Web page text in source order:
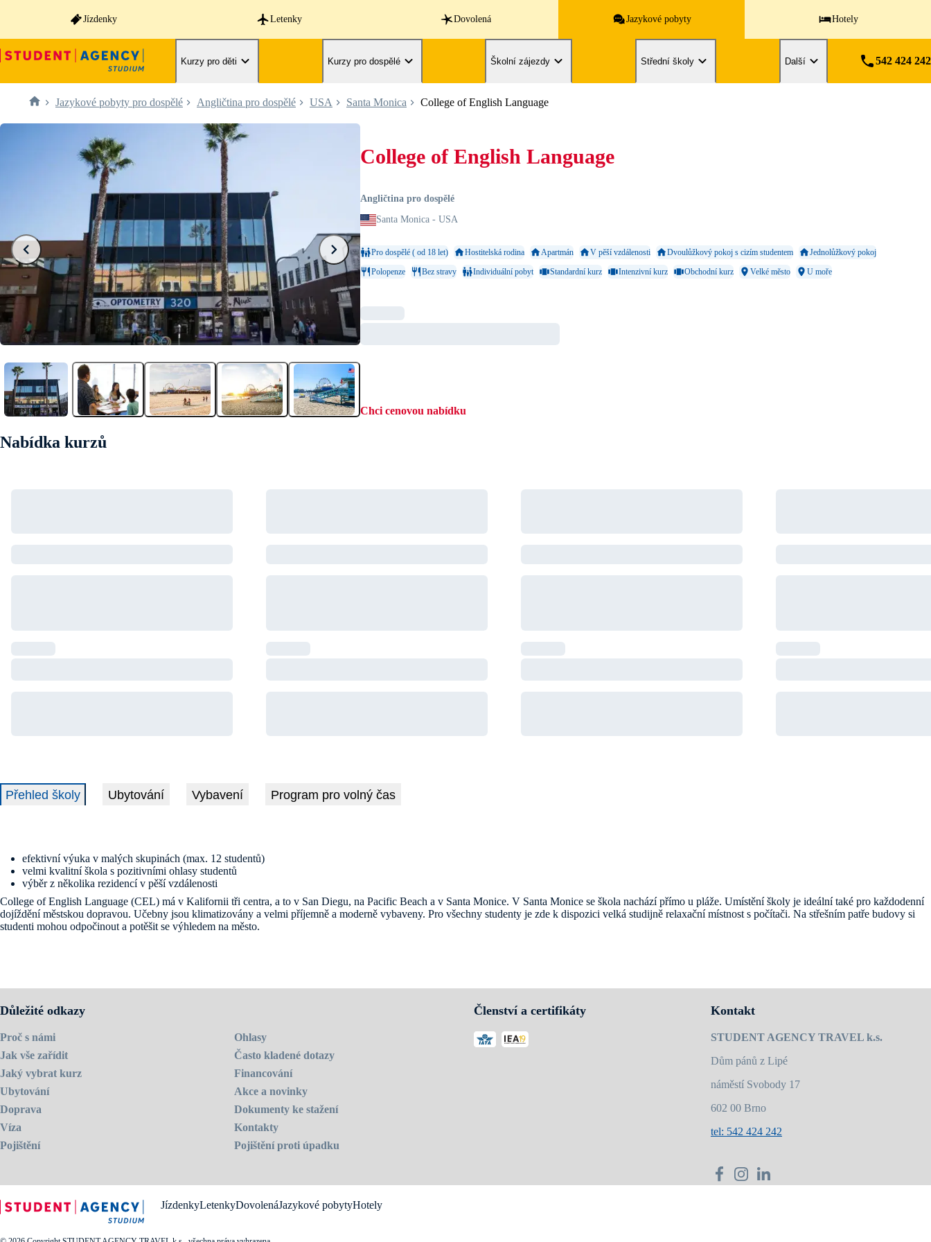
Jízdenky Letenky Dovolená Jazykové pobyty Hotely
Kurzy pro děti Kurzy pro dospělé Školní zájezdy Střední školy Další 542 424 242
Jazykové pobyty pro dospělé Angličtina pro dospělé USA Santa Monica College of English Language
College of English Language
Angličtina pro dospělé
Santa Monica - USA
Pro dospělé ( od 18 let) Hostitelská rodina Apartmán V pěší vzdálenosti Dvoulůžkový pokoj s cizím studentem
Jednolůžkový pokoj
Polopenze
Bez stravy Individuální pobyt Standardní kurz Intenzivní kurz Obchodní kurz Velké město U moře
Chci cenovou nabídku
Nabídka kurzů
Přehled školy Ubytování Vybavení Program pro volný čas
efektivní výuka v malých skupinách (max. 12 studentů)
velmi kvalitní škola s pozitivními ohlasy studentů
výběr z několika rezidencí v pěší vzdálenosti
College of English Language (CEL) má v Kalifornii tři centra, a to v San Diegu, na Pacific Beach a v Santa Monice. V Santa Monice se škola nachází přímo u pláže. Umístění školy je ideální také pro každodenní
dojíždění městskou dopravou. Učebny jsou klimatizovány a velmi příjemně a moderně vybaveny. Pro všechny studenty je zde k dispozici velká studijně relaxační místnost s počítači. Na střešním patře budovy si
studenti mohou odpočinout a potěšit se výhledem na město.
Důležité odkazy
Proč s námi
Jak vše zařídit
Jaký vybrat kurz
Ubytování
Doprava
Víza
Pojištění
Ohlasy
Často kladené dotazy
Financování
Akce a novinky
Dokumenty ke stažení
Kontakty
Pojištění proti úpadku
Členství a certifikáty Kontakt
STUDENT AGENCY TRAVEL k.s.
Dům pánů z Lipé
náměstí Svobody 17
602 00 Brno
tel: 542 424 242
JízdenkyLetenkyDovolenáJazykové pobytyHotely